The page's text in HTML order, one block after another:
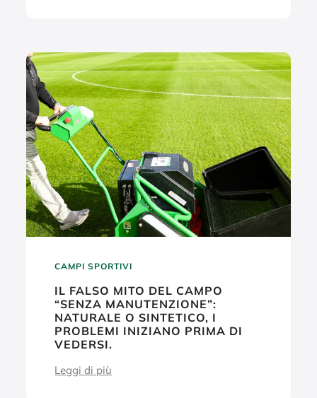
CAMPI SPORTIVI
IL FALSO MITO DEL CAMPO
“SENZA MANUTENZIONE”:
NATURALE O SINTETICO, I
PROBLEMI INIZIANO PRIMA DI
VEDERSI.
Leggi di più